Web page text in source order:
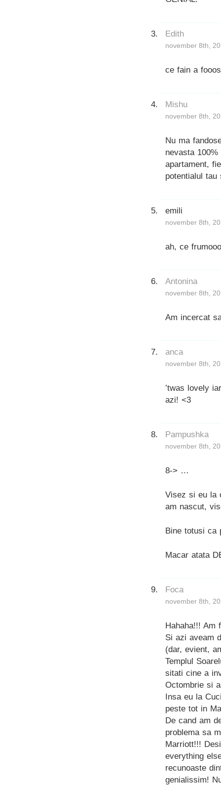
Edith
november 8th,
ce fain a
Mishu
november 8th,
Nu ma
nevasta
apartament,
potentialul tau
emili
november 8th,
ah, ce
Antonina
november 8th,
Am incercat
anca
november 8th,
’twas lovely
azi! <3
Pampushka
november 8th,
8-> …
Visez si eu la
am nascut,
Bine totusi ca
Macar atata
Foca
november 8th,
Hahaha!!! Am
Si azi aveam
(dar, evient,
Templul
sitati cine a
Octombrie si
Insa eu la
peste tot in
De cand am
problema sa
Marriott!!!
everything
recunoaste
genialissim!